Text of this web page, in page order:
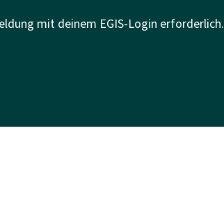
mit deinem EGIS-Login erforderlich.